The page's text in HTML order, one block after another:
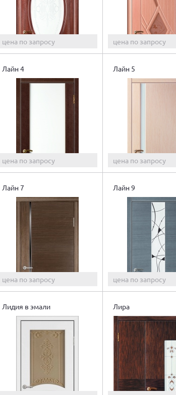
цена по запросу цена по запросу
Лайн 4
цена по запросу
Лайн 5
цена по запросу
Лайн 7
цена по запросу
Лайн 9
цена по запросу
Лидия в эмали Лира